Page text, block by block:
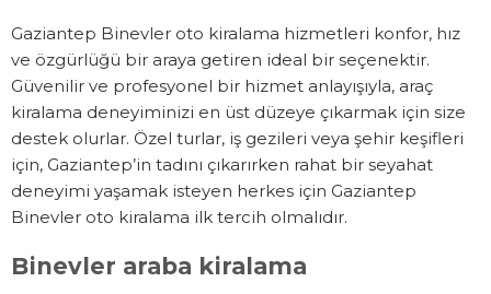
Gaziantep Binevler oto kiralama hizmetleri konfor, hız
ve özgürlüğü bir araya getiren ideal bir seçenektir.
Güvenilir ve profesyonel bir hizmet anlayışıyla, araç
kiralama deneyiminizi en üst düzeye çıkarmak için size
destek olurlar. Özel turlar, iş gezileri veya şehir keşifleri
için, Gaziantep’in tadını çıkarırken rahat bir seyahat
deneyimi yaşamak isteyen herkes için Gaziantep
Binevler oto kiralama ilk tercih olmalıdır.
Binevler araba kiralama